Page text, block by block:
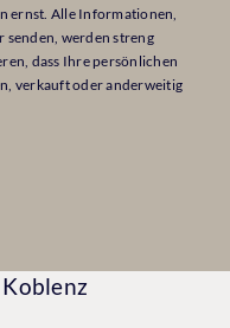
ernst. Alle Informationen,
senden, werden streng
dass Ihre persönlichen
verkauft oder anderweitig